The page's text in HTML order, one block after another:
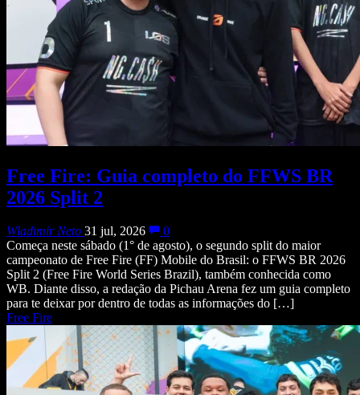
Free Fire: Guia completo do FFWS BR
2026 Split 2
Wladimir Neto 31 jul, 2026
0
Começa neste sábado (1° de agosto), o segundo split do maior
campeonato de Free Fire (FF) Mobile do Brasil: o FFWS BR 2026
Split 2 (Free Fire World Series Brazil), também conhecida como
WB. Diante disso, a redação da Pichau Arena fez um guia completo
para te deixar por dentro de todas as informações do […]
Free Fire